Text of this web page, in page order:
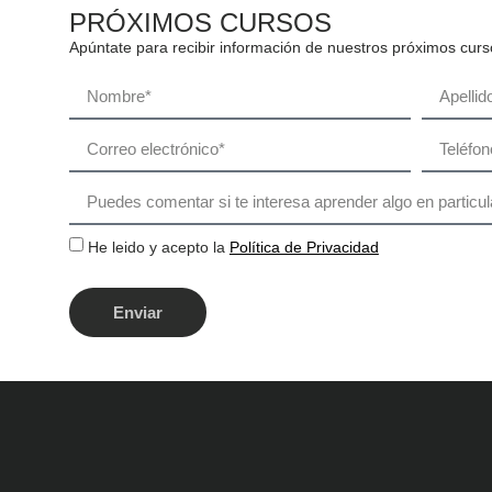
PRÓXIMOS CURSOS
Apúntate para recibir información de nuestros próximos
He leido y acepto la Política de Privacidad
Enviar